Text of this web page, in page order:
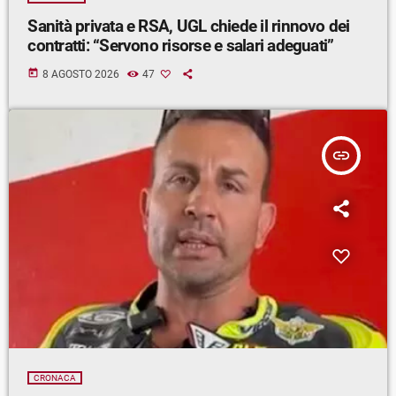
Sanità privata e RSA, UGL chiede il rinnovo dei
contratti: “Servono risorse e salari adeguati”
today 8 AGOSTO 2026 47
insert_link
CRONACA